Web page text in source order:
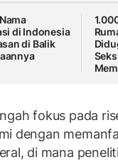
di Indonesia
di Balik
fokus pada
dengan
di mana